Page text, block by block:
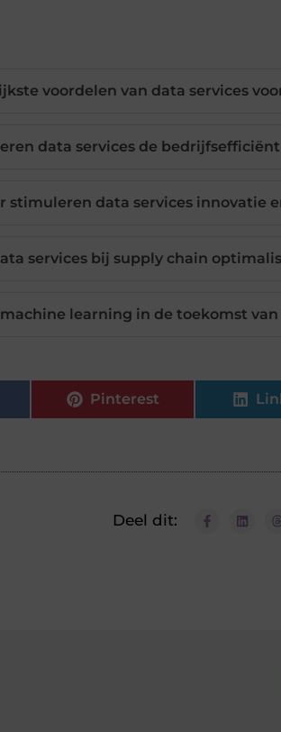
voordelen van data services
data services de
stimuleren data services innovatie
services bij supply chain
learning in de toekomst van
Pinterest
Deel dit: